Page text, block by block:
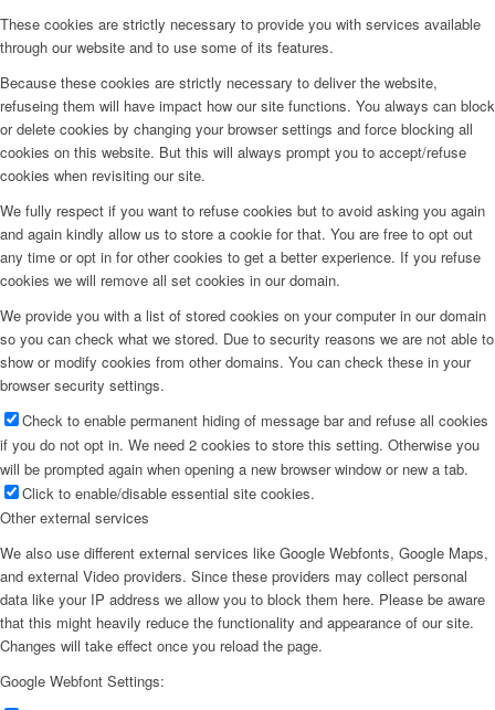
These cookies are strictly necessary to provide you with services available
through our website and to use some of its features.
Because these cookies are strictly necessary to deliver the website,
refuseing them will have impact how our site functions. You always can block
or delete cookies by changing your browser settings and force blocking all
cookies on this website. But this will always prompt you to accept/refuse
cookies when revisiting our site.
We fully respect if you want to refuse cookies but to avoid asking you again
and again kindly allow us to store a cookie for that. You are free to opt out
any time or opt in for other cookies to get a better experience. If you refuse
cookies we will remove all set cookies in our domain.
We provide you with a list of stored cookies on your computer in our domain
so you can check what we stored. Due to security reasons we are not able to
show or modify cookies from other domains. You can check these in your
browser security settings.
Check to enable permanent hiding of message bar and refuse all cookies
if you do not opt in. We need 2 cookies to store this setting. Otherwise you
will be prompted again when opening a new browser window or new a tab.
Click to enable/disable essential site cookies.
Other external services
We also use different external services like Google Webfonts, Google Maps,
and external Video providers. Since these providers may collect personal
data like your IP address we allow you to block them here. Please be aware
that this might heavily reduce the functionality and appearance of our site.
Changes will take effect once you reload the page.
Google Webfont Settings: